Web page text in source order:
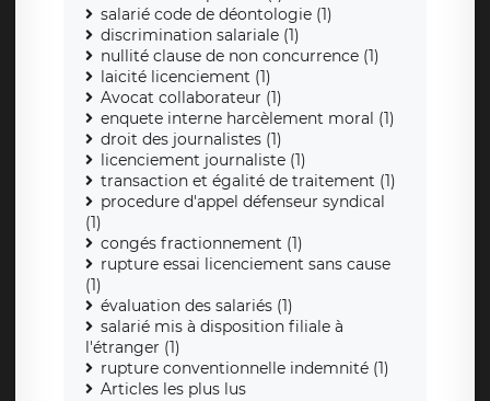
salarié code de déontologie (1)
discrimination salariale (1)
nullité clause de non concurrence (1)
laicité licenciement (1)
Avocat collaborateur (1)
enquete interne harcèlement moral (1)
droit des journalistes (1)
licenciement journaliste (1)
transaction et égalité de traitement (1)
procedure d'appel défenseur syndical
(1)
congés fractionnement (1)
rupture essai licenciement sans cause
(1)
évaluation des salariés (1)
salarié mis à disposition filiale à
l'étranger (1)
rupture conventionnelle indemnité (1)
Articles les plus lus